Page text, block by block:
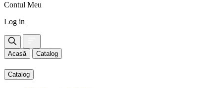
Contul Meu
Log in
Acasă Catalog
Catalog